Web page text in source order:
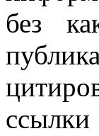
без